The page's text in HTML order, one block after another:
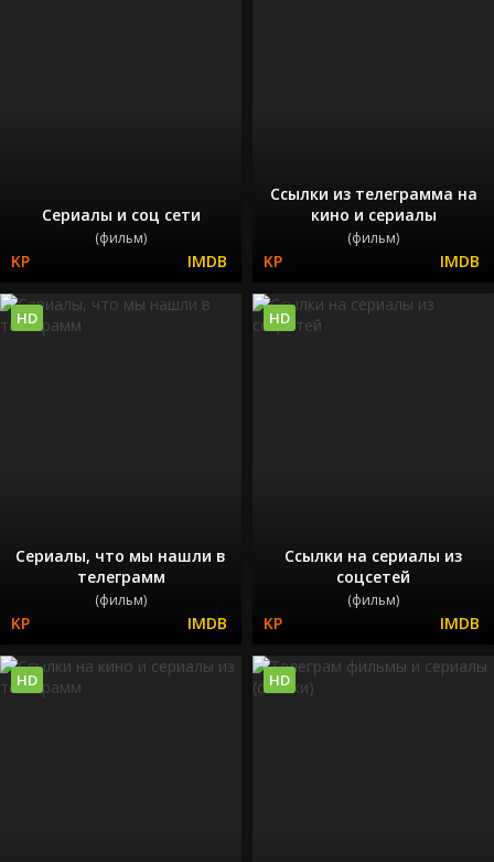
Сериалы и соц сети
(фильм)
Ссылки из телеграмма на
кино и сериалы
(фильм)
Сериалы, что мы нашли в
телеграмм
(фильм)
HD
Ссылки на сериалы из
соцсетей
(фильм)
HD
HD HD